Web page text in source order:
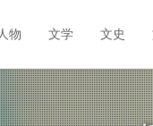
人物 文学 文史